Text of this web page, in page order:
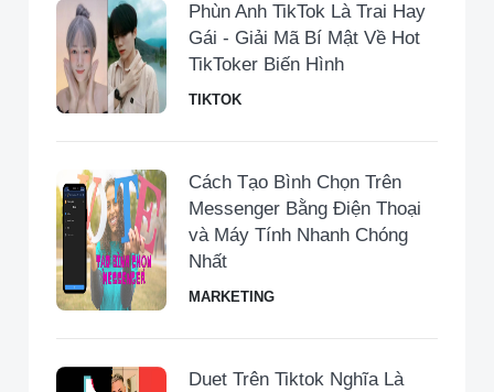
Phùn Anh TikTok Là Trai Hay
Gái - Giải Mã Bí Mật Về Hot
TikToker Biến Hình
TIKTOK
Cách Tạo Bình Chọn Trên
Messenger Bằng Điện Thoại
và Máy Tính Nhanh Chóng
Nhất
MARKETING
Duet Trên Tiktok Nghĩa Là